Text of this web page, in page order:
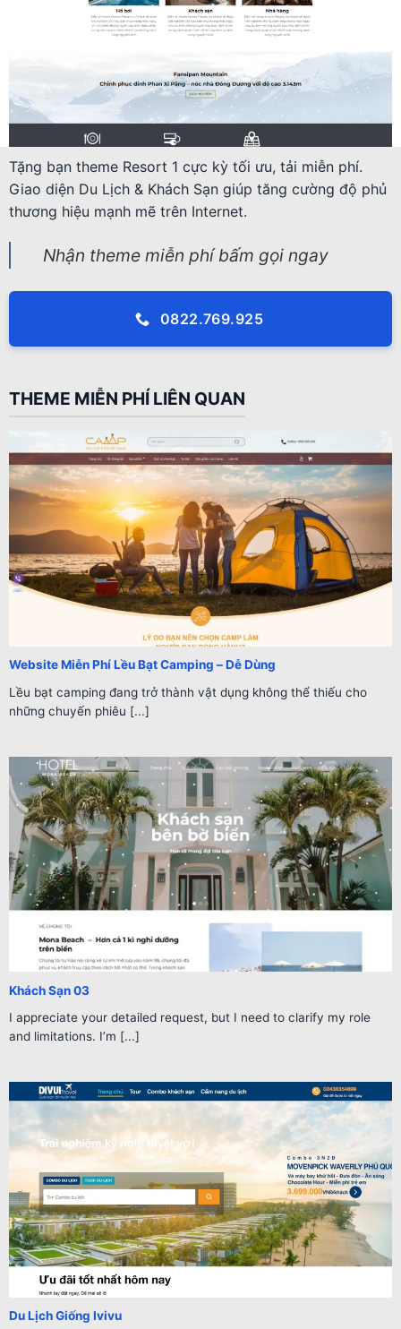
Tặng bạn theme Resort 1 cực kỳ tối ưu, tải miễn phí.
Giao diện Du Lịch & Khách Sạn giúp tăng cường độ phủ
thương hiệu mạnh mẽ trên Internet.
Nhận theme miễn phí bấm gọi ngay
0822.769.925
THEME MIỄN PHÍ LIÊN QUAN
Website Miễn Phí Lều Bạt Camping – Dễ Dùng
Lều bạt camping đang trở thành vật dụng không thể thiếu cho
những chuyến phiêu [...]
Khách Sạn 03
I appreciate your detailed request, but I need to clarify my role
and limitations. I’m [...]
Du Lịch Giống Ivivu